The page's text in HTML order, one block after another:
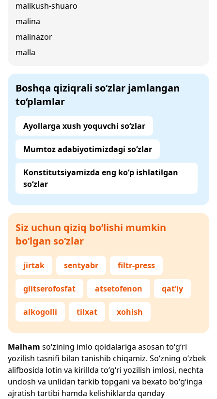
malikush-shuaro
malina
malinazor
malla
Boshqa qiziqrali so‘zlar jamlangan
to‘plamlar
Ayollarga xush yoquvchi so‘zlar
Mumtoz adabiyotimizdagi so‘zlar
Konstitutsiyamizda eng ko‘p ishlatilgan
so‘zlar
Siz uchun qiziq bo‘lishi mumkin
bo‘lgan so‘zlar
jirtak sentyabr filtr-press
glitserofosfat atsetofenon qat’iy
alkogolli tilxat xohish
Malham so‘zining imlo qoidalariga asosan to‘g‘ri
yozilish tasnifi bilan tanishib chiqamiz. So‘zning o‘zbek
alifbosida lotin va kirillda to‘g‘ri yozilish imlosi, nechta
undosh va unlidan tarkib topgani va bexato bo‘g‘inga
ajratish tartibi hamda kelishiklarda qanday